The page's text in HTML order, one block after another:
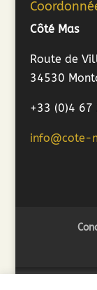
Côté Mas
Route de
34530
+33 (0)4 67
info@cote-